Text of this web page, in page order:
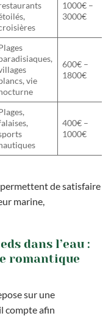
1000€ –
3000€
vie
600€ –
1800€
400€ –
1000€
de satisfaire
marine,
dans l’eau :
romantique
sur une
compte afin